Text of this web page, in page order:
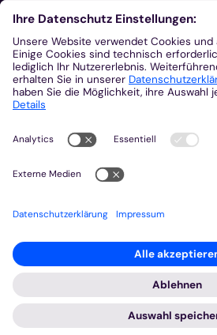
Footer Links 2
Link A
Link B
Link C
Kontakt
Gemeinsam.Vernetzt.Digital
Domplatz
55116 Mainz
© Bistum Aachen
Impressum
Datenschutzerklärung